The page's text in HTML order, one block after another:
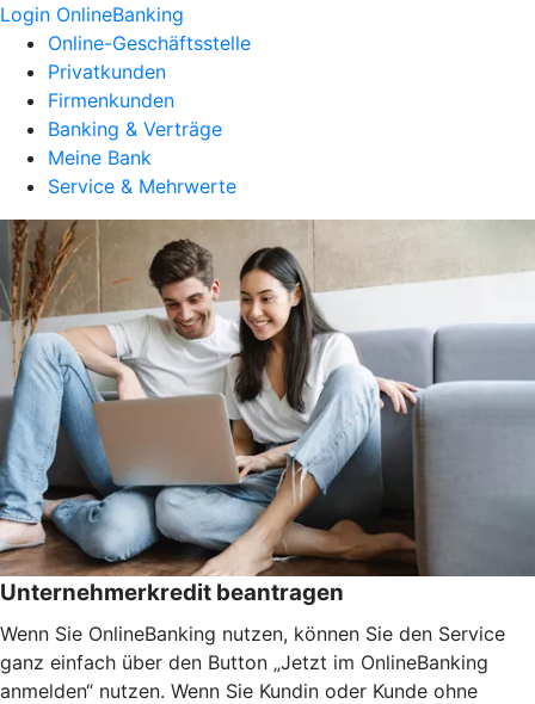
Login OnlineBanking
Online-Geschäftsstelle
Privatkunden
Firmenkunden
Banking & Verträge
Meine Bank
Service & Mehrwerte
Unternehmerkredit beantragen
Wenn Sie OnlineBanking nutzen, können Sie den Service
ganz einfach über den Button „Jetzt im OnlineBanking
anmelden“ nutzen. Wenn Sie Kundin oder Kunde ohne